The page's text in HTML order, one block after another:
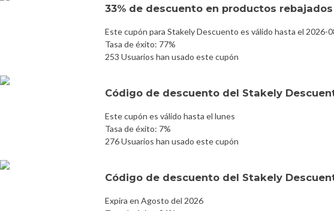
33% de descuento en productos rebajados
Este cupón para Stakely Descuento es válido hasta el 2026-
Tasa de éxito: 77%
253 Usuarios han usado este cupón
Código de descuento del Stakely
Este cupón es válido hasta el lunes
Tasa de éxito: 7%
276 Usuarios han usado este cupón
Código de descuento del Stakely
Expira en Agosto del 2026